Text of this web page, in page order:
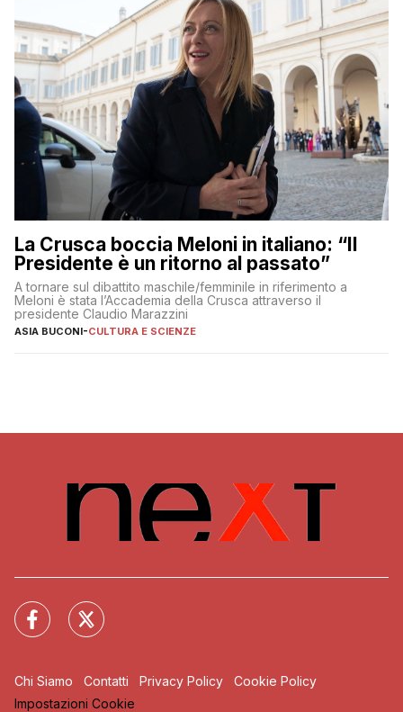
La Crusca boccia Meloni in italiano: “Il
Presidente è un ritorno al passato”
A tornare sul dibattito maschile/femminile in riferimento a
Meloni è stata l’Accademia della Crusca attraverso il
presidente Claudio Marazzini
ASIA BUCONI-CULTURA E SCIENZE
Chi Siamo Contatti Privacy Policy
Cookie Policy
Impostazioni Cookie